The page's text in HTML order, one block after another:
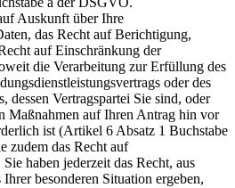
Auskunft über Ihre
das Recht auf Berichtigung,
auf Einschränkung der
die Verarbeitung zur Erfüllung des
oder des
dessen Vertragspartei Sie sind, oder
Maßnahmen auf Ihren Antrag hin vor
ist (Artikel 6 Absatz 1 Buchstabe
zudem das Recht auf
haben jederzeit das Recht, aus
besonderen Situation ergeben,